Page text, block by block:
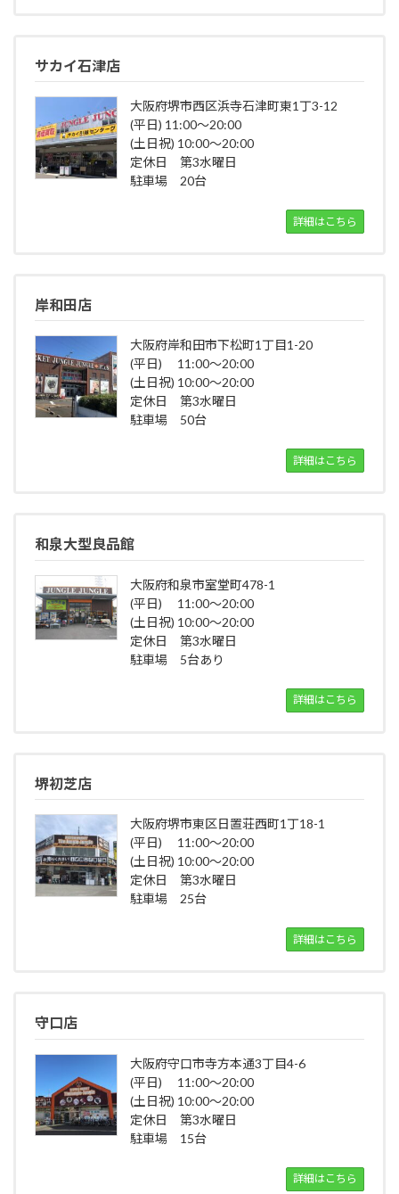
サカイ石津店
大阪府堺市西区浜寺石津町東1丁3-12
(平日) 11:00～20:00
(土日祝) 10:00～20:00
定休日 第3水曜日
駐車場 20台
詳細はこちら
岸和田店
大阪府岸和田市下松町1丁目1-20
(平日) 11:00～20:00
(土日祝) 10:00～20:00
定休日 第3水曜日
駐車場 50台
詳細はこちら
和泉大型良品館
大阪府和泉市室堂町478-1
(平日) 11:00～20:00
(土日祝) 10:00～20:00
定休日 第3水曜日
駐車場 5台あり
詳細はこちら
堺初芝店
大阪府堺市東区日置荘西町1丁18-1
(平日) 11:00～20:00
(土日祝) 10:00～20:00
定休日 第3水曜日
駐車場 25台
詳細はこちら
守口店
大阪府守口市寺方本通3丁目4-6
(平日) 11:00～20:00
(土日祝) 10:00～20:00
定休日 第3水曜日
駐車場 15台
詳細はこちら